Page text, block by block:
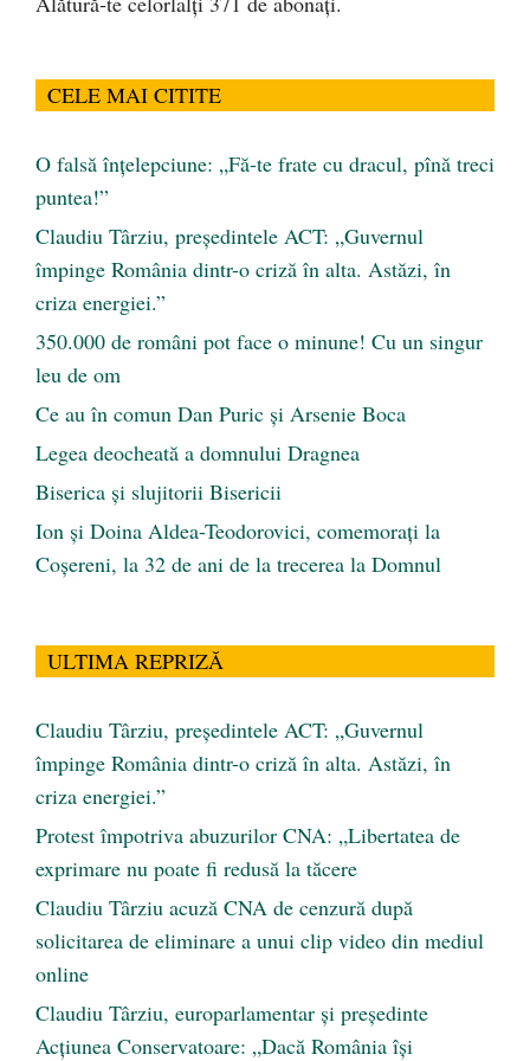
CELE MAI CITITE
O falsă înțelepciune: „Fă-te frate cu dracul, pînă treci
puntea!”
Claudiu Târziu, președintele ACT: „Guvernul
împinge România dintr-o criză în alta. Astăzi, în
criza energiei.”
350.000 de români pot face o minune! Cu un singur
leu de om
Ce au în comun Dan Puric şi Arsenie Boca
Legea deocheată a domnului Dragnea
Biserica și slujitorii Bisericii
Ion și Doina Aldea-Teodorovici, comemorați la
Coșereni, la 32 de ani de la trecerea la Domnul
ULTIMA REPRIZĂ
Claudiu Târziu, președintele ACT: „Guvernul
împinge România dintr-o criză în alta. Astăzi, în
criza energiei.”
Protest împotriva abuzurilor CNA: „Libertatea de
exprimare nu poate fi redusă la tăcere
Claudiu Târziu acuză CNA de cenzură după
solicitarea de eliminare a unui clip video din mediul
online
Claudiu Târziu, europarlamentar și președinte
Acțiunea Conservatoare: „Dacă România își